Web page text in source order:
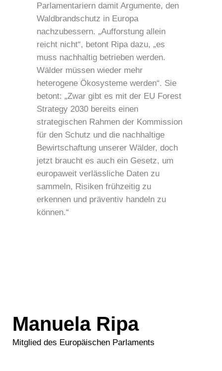
Parlamentariern damit Argumente, den
Waldbrandschutz in Europa
nachzubessern. „Aufforstung allein
reicht nicht“, betont Ripa dazu, „es
muss nachhaltig betrieben werden.
Wälder müssen wieder mehr
heterogene Ökosysteme werden“. Sie
betont: „Zwar gibt es mit der EU Forest
Strategy 2030 bereits einen
strategischen Rahmen der Kommission
für den Schutz und die nachhaltige
Bewirtschaftung unserer Wälder, doch
jetzt braucht es auch ein Gesetz, um
europaweit verlässliche Daten zu
sammeln, Risiken frühzeitig zu
erkennen und präventiv handeln zu
können.“
Manuela Ripa
Mitglied des Europäischen Parlaments